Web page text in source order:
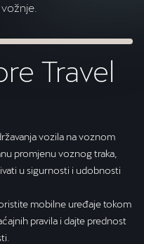
Travel
vozila na voznom
promjenu voznog traka,
u sigurnosti i udobnosti
mobilne uređaje tokom
pravila i dajte prednost